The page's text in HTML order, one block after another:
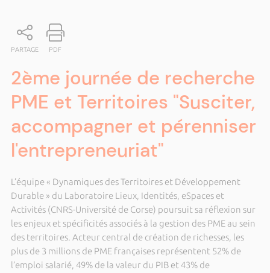
PARTAGE PDF
2ème journée de recherche
PME et Territoires "Susciter,
accompagner et pérenniser
l'entrepreneuriat"
L’équipe « Dynamiques des Territoires et Développement
Durable » du Laboratoire Lieux, Identités, eSpaces et
Activités (CNRS-Université de Corse) poursuit sa réflexion sur
les enjeux et spécificités associés à la gestion des PME au sein
des territoires. Acteur central de création de richesses, les
plus de 3 millions de PME françaises représentent 52% de
l’emploi salarié, 49% de la valeur du PIB et 43% de